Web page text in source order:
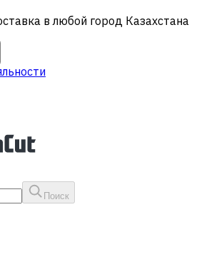
в любой город Казахстана
Поиск